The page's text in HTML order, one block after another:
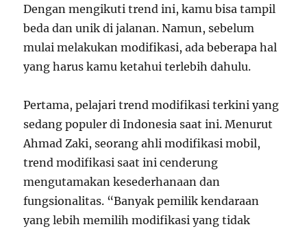
Dengan mengikuti trend ini, kamu bisa tampil
beda dan unik di jalanan. Namun, sebelum
mulai melakukan modifikasi, ada beberapa hal
yang harus kamu ketahui terlebih dahulu.
Pertama, pelajari trend modifikasi terkini yang
sedang populer di Indonesia saat ini. Menurut
Ahmad Zaki, seorang ahli modifikasi mobil,
trend modifikasi saat ini cenderung
mengutamakan kesederhanaan dan
fungsionalitas. “Banyak pemilik kendaraan
yang lebih memilih modifikasi yang tidak